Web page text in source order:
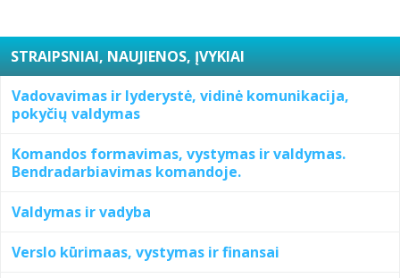
STRAIPSNIAI, NAUJIENOS, ĮVYKIAI
Vadovavimas ir lyderystė, vidinė komunikacija,
pokyčių valdymas
Komandos formavimas, vystymas ir valdymas.
Bendradarbiavimas komandoje.
Valdymas ir vadyba
Verslo kūrimaas, vystymas ir finansai